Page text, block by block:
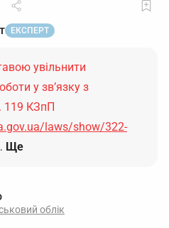
ЕКСПЕРТ
увільнити
у зв’язку з
119 КЗпП
laws/show/322-
Ще
облік